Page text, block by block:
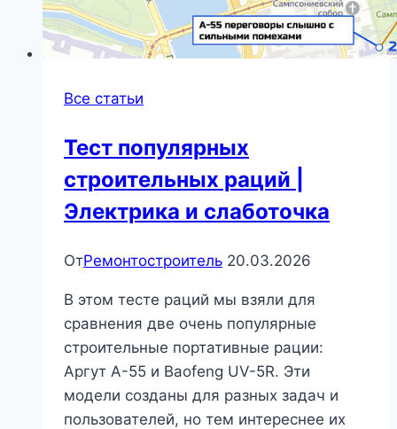
Все статьи
Тест популярных
строительных раций |
Электрика и слаботочка
ОтРемонтостроитель 20.03.2026
В этом тесте раций мы взяли для
сравнения две очень популярные
строительные портативные рации:
Аргут А-55 и Baofeng UV-5R. Эти
модели созданы для разных задач и
пользователей, но тем интереснее их